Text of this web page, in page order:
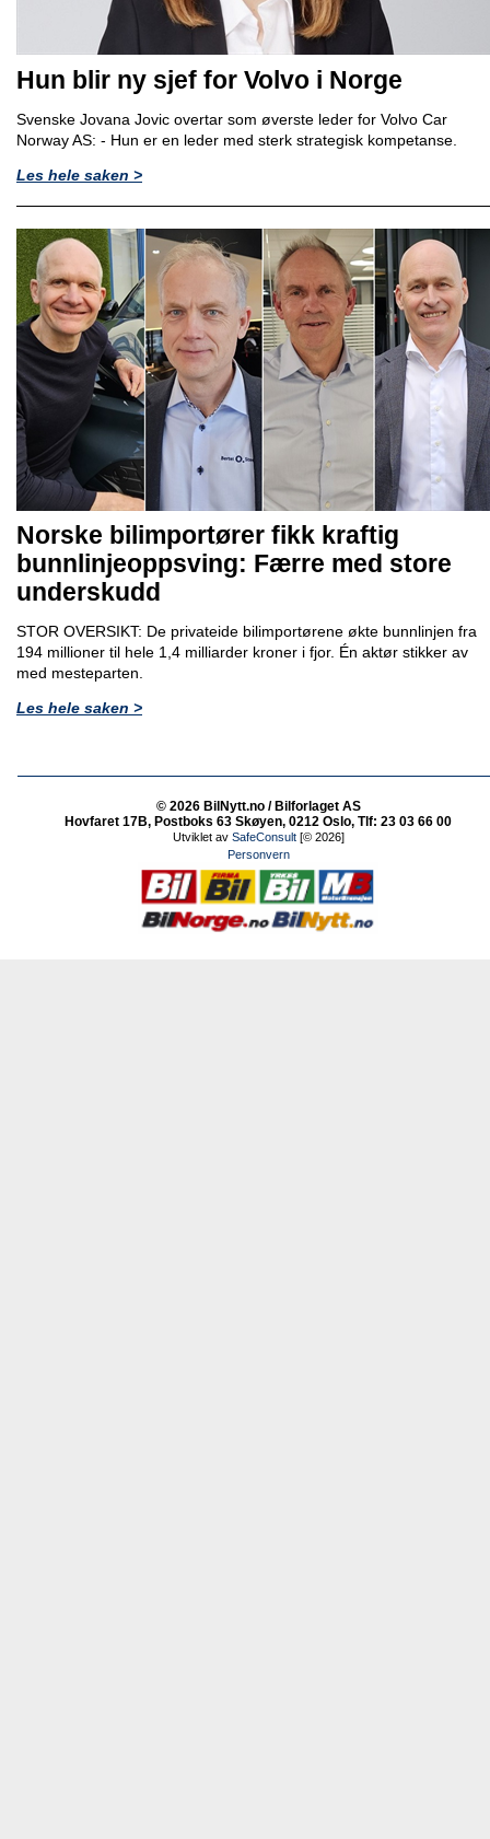
Hun blir ny sjef for Volvo i Norge
Svenske Jovana Jovic overtar som øverste leder for Volvo Car
Norway AS: - Hun er en leder med sterk strategisk kompetanse.
Les hele saken >
Norske bilimportører fikk kraftig
bunnlinjeoppsving: Færre med store
underskudd
STOR OVERSIKT: De privateide bilimportørene økte bunnlinjen fra
194 millioner til hele 1,4 milliarder kroner i fjor. Én aktør stikker av
med mesteparten.
Les hele saken >
© 2026 BilNytt.no / Bilforlaget AS
Hovfaret 17B, Postboks 63 Skøyen, 0212 Oslo, Tlf: 23 03 66 00
Utviklet av SafeConsult[© 2026]
Personvern